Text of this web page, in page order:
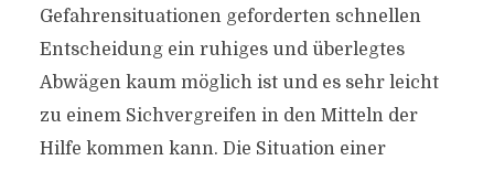
Gefahrensituationen geforderten schnellen
Entscheidung ein ruhiges und überlegtes
Abwägen kaum möglich ist und es sehr leicht
zu einem Sichvergreifen in den Mitteln der
Hilfe kommen kann. Die Situation einer